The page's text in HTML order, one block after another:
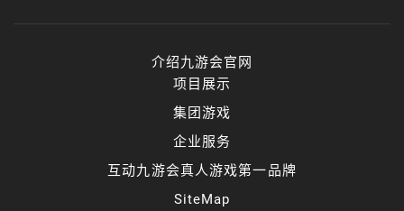
介绍九游会官网
项目展示
集团游戏
企业服务
互动九游会真人游戏第一品牌
SiteMap